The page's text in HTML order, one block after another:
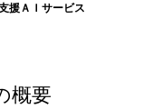
援ＡＩサービス
概要